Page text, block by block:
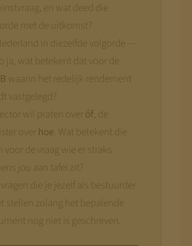
en wat deed die
met de uitkomst?
in diezelfde volgorde —
ja, wat betekent dat voor de
waarin het redelijk rendement
vastgelegd?
wil praten over óf, de
over hoe. Wat betekent die
voor de vraag wie er straks
jou aan tafel zit?
die je jezelf als bestuurder
stellen zolang het bepalende
nog niet is geschreven.